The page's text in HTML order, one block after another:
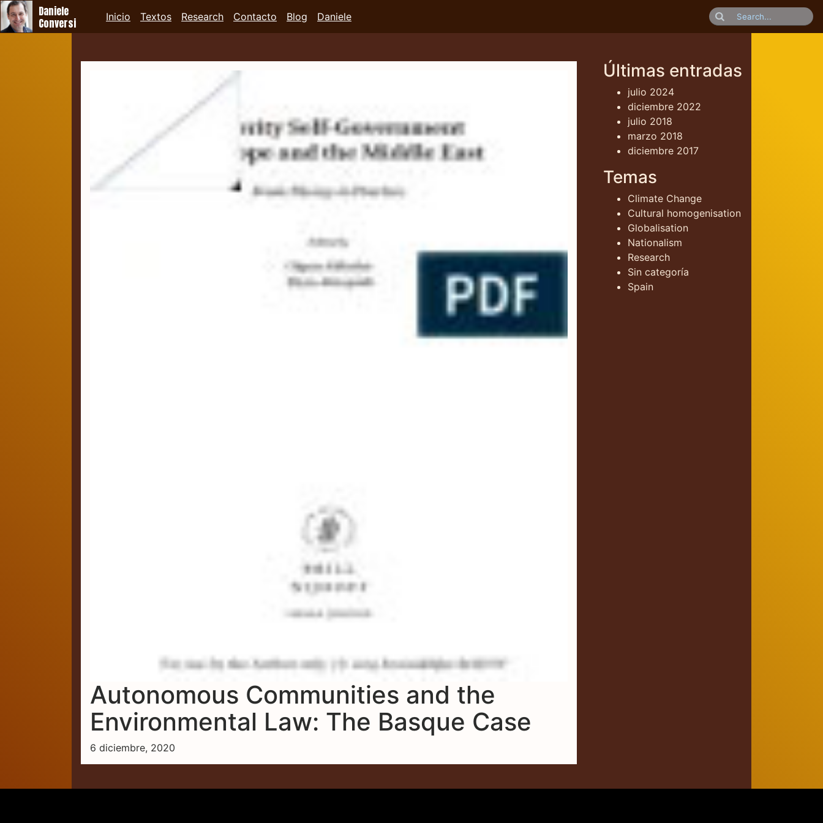
Daniele
Conversi
Inicio Textos Research Contacto Blog Daniele
Últimas entradas
julio 2024
diciembre 2022
julio 2018
marzo 2018
diciembre 2017
Temas
Climate Change
Cultural homogenisation
Globalisation
Nationalism
Research
Sin categoría
Spain
Autonomous Communities and the
Environmental Law: The Basque Case
6 diciembre, 2020